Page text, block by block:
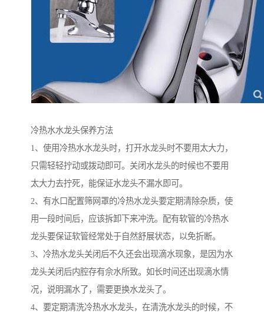
冷热水水龙头保养方法
1、使用冷热水水龙头时，打开水龙头时不要用太大力，
只需轻轻拧动或拨动即可。关闭水龙头的时候也不要用
太大力去拧死，能保证水龙头不漏水即可。
2、有水口配置筛网罩的冷热水龙头要定期清除杂质，使
用一段时间后，应该拆卸下来冲洗。配有软管的冷热水
龙头要保证软管经常处于自然舒展状态，以免折断。
3、冷热水龙头关闭后不久还会出现滴水现象，是因为水
龙头关闭后内腔存有佘水所致。如长时间还出现滴水情
况，说明漏水了，需要更换水龙头了。
4、要定期清洗冷热水水龙头，在清洗水龙头的时候，不